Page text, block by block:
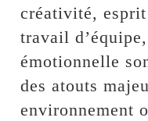
créativité,
travail
émotionnelle
des atouts
environnement